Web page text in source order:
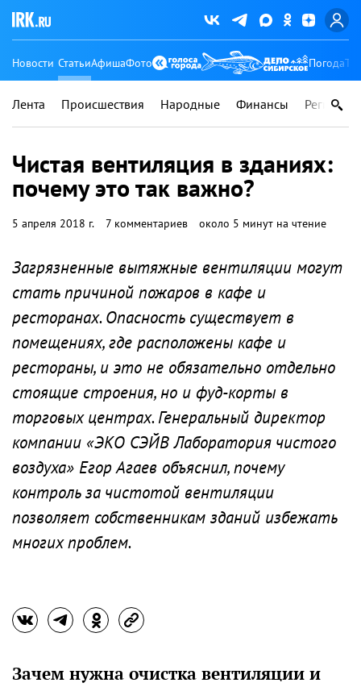
Новости СтатьиАфишаФото Погода
Лента Происшествия Народные Финансы Регионы
Чистая вентиляция в зданиях:
почему это так важно?
5 апреля 2018 г. 7 комментариев около 5 минут на чтение
Загрязненные вытяжные вентиляции могут
стать причиной пожаров в кафе и
ресторанах. Опасность существует в
помещениях, где расположены кафе и
рестораны, и это не обязательно отдельно
стоящие строения, но и фуд-корты в
торговых центрах. Генеральный директор
компании «ЭКО СЭЙВ Лаборатория чистого
воздуха» Егор Агаев объяснил, почему
контроль за чистотой вентиляции
позволяет собственникам зданий избежать
многих проблем.
Зачем нужна очистка вентиляции и